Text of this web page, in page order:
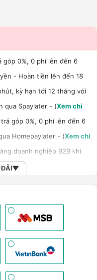
góp 0%, 0 phí lên đến 6
- Hoàn tiền lên đến 18
kỳ hạn tới 12 tháng với
qua Spaylater - (Xem chi
góp 0%, 0 phí lên đến 6
Homepaylater - (Xem chi
doanh nghiệp B2B khi
ĐÃI